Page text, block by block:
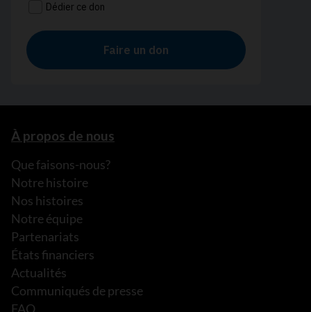
À propos de nous
Que faisons-nous?
Notre histoire
Nos histoires
Notre équipe
Partenariats
États financiers
Actualités
Communiqués de presse
FAQ